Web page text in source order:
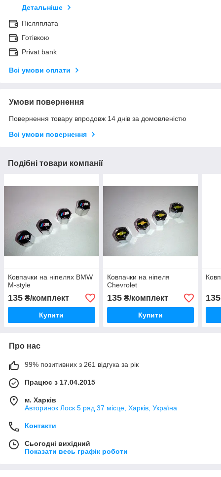
Детальніше
Післяплата
Готівкою
Privat bank
Всі умови оплати
Умови повернення
Повернення товару впродовж 14 днів за домовленістю
Всі умови повернення
Подібні товари компанії
Ковпачки на ніпелях BMW
M-style
135 ₴/комплект
Купити
Ковпачки на ніпеля
Chevrolet
135₴/комплект
Купити
135
Про нас
99% позитивних з 261 відгука за рік
Працює з 17.04.2015
м. Харків
Авторинок Лоск 5 ряд 37 місце, Харків, Україна
Контакти
Сьогодні вихідний
Показати весь графік роботи